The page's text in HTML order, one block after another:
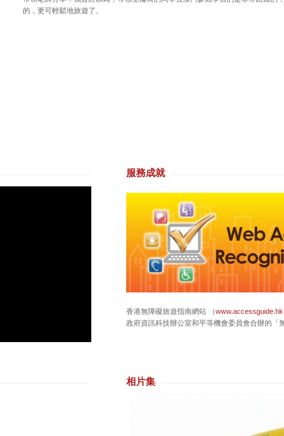
的，更可輕鬆地旅遊了。
服務成就
香港無障礙旅遊指南網站 （www.accessguide.hk
政府資訊科技辦公室和平等機會委員會合辦的「
相片集